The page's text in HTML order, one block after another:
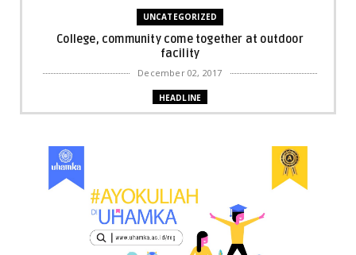
UNCATEGORIZED
College, community come together at outdoor
facility
December 02, 2017
HEADLINE
Dua Pria di Kandis Dibekuk Sat Narkoba Polres
Siak
December 02, 2017
UNCATEGORIZED